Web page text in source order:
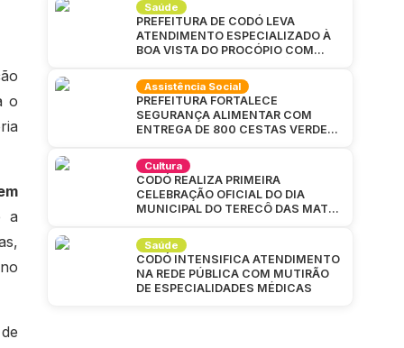
o
a
Saúde
PREFEITURA DE CODÓ LEVA
ATENDIMENTO ESPECIALIZADO À
BOA VISTA DO PROCÓPIO COM
Assistência Social
PREFEITURA FORTALECE
SEGURANÇA ALIMENTAR COM
ENTREGA DE 800 CESTAS VERDES
Cultura
CODÓ REALIZA PRIMEIRA
CELEBRAÇÃO OFICIAL DO DIA
MUNICIPAL DO TERECÔ DAS MATAS
Saúde
CODÓ INTENSIFICA ATENDIMENTO
NA REDE PÚBLICA COM MUTIRÃO
DE ESPECIALIDADES MÉDICAS